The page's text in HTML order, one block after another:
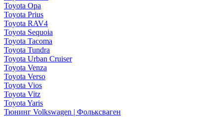
Toyota Opa
Toyota Prius
Toyota RAV4
Toyota Sequoia
Toyota Tacoma
Toyota Tundra
Toyota Urban Cruiser
Toyota Venza
Toyota Verso
Toyota Vios
Toyota Vitz
Toyota Yaris
Тюнинг Volkswagen | Фольксваген